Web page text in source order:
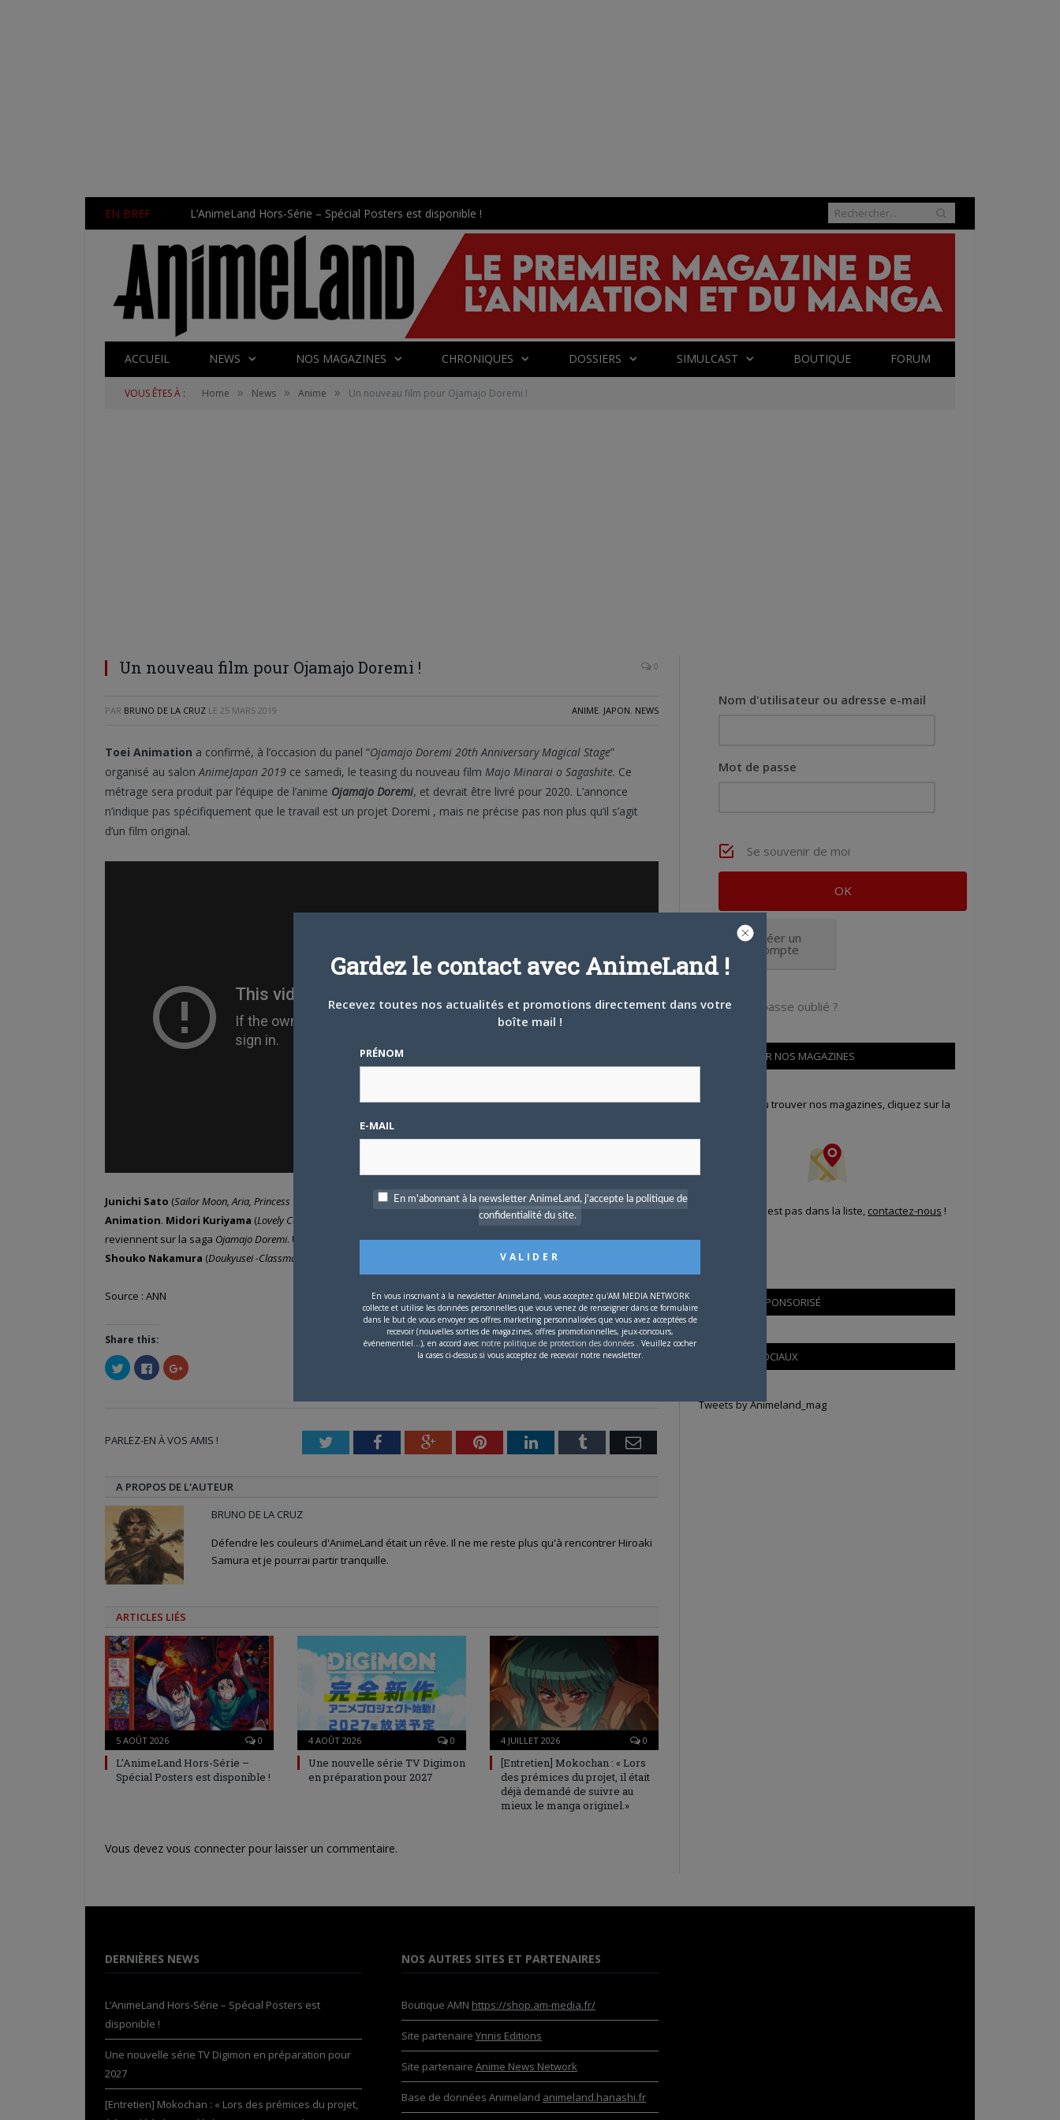
EN BREF L’AnimeLand Hors-Série – Spécial Posters est disponible !
ACCUEIL NEWS NOS MAGAZINES CHRONIQUES DOSSIERS SIMULCAST BOUTIQUE FORUM
VOUS ÊTES À : Home » News » Anime » Un nouveau film pour Ojamajo Doremi !
Un nouveau film pour Ojamajo Doremi ! 0
PAR BRUNO DE LA CRUZ LE 25 MARS 2019 ANIME, JAPON, NEWS
Toei Animation a confirmé, à l’occasion du panel “Ojamajo Doremi 20th Anniversary Magical Stage”
organisé au salon AnimeJapan 2019 ce samedi, le teasing du nouveau film Majo Minarai o Sagashite. Ce
métrage sera produit par l’équipe de l’anime Ojamajo Doremi, et devrait être livré pour 2020. L’annonce
n’indique pas spécifiquement que le travail est un projet Doremi , mais ne précise pas non plus qu’il s’agit
d’un film original.
Junichi Sato (Sailor Moon, Aria, Princess Tutu ) revient à la réalisation auprès deYū Kamatani(Precure) chezToei
Animation. Midori Kuriyama (Lovely Complex, Heartcatch Precure! Yoshihiko Umakoshi(Casshern Sins, Mushi-Shi
reviennent sur la saga Ojamajo Doremi. Umakoshi
est aussi crédité comme directeur d’animation aux côtés de
Shouko Nakamura (Doukyusei -Classmates-
Source : ANN
Share this:
Cliquez
pour
partager
fenêtre)
Cliquez
pour
partager
fenêtre)
Cliquez
pour
nouvelle
PARLEZ-EN À VOS AMIS ! TwitterFacebookGoogle+PinterestLinkedInTumblr Email
A PROPOS DE L'AUTEUR
BRUNO DE LA CRUZ
Défendre les couleurs d'AnimeLand était un rêve. Il ne me reste plus qu'à rencontrer Hiroaki
Samura et je pourrai partir tranquille.
ARTICLES LIÉS
5 AOÛT 2026 0
L’AnimeLand Hors-Série –
Spécial Posters est disponible !
4 AOÛT 2026 0
Une nouvelle série TV Digimon
en préparation pour 2027
4 JUILLET 2026 0
[Entretien] Mokochan : « Lors
des prémices du projet, il était
déjà demandé de suivre au
mieux le manga originel.»
Vous devez vous connecter pour laisser un commentaire.
Nom d'utilisateur ou adresse e-mail
Mot de passe
Se souvenir de moi
Créer un
compte
Mot de passe oublié ?
OÙ TROUVER NOS MAGAZINES
Pour savoir où trouver nos magazines, cliquez sur la
Si votre ville n'est pas dans la liste, contactez-nous !
CONTENU SPONSORISÉ
RÉSEAUX SOCIAUX
Tweets by Animeland_mag
DERNIÈRES NEWS
L’AnimeLand Hors-Série – Spécial Posters est
disponible !
Une nouvelle série TV Digimon en préparation pour
2027
[Entretien] Mokochan : « Lors des prémices du projet,
NOS AUTRES SITES ET PARTENAIRES
Boutique AMN https://shop.am-media.fr/
Site partenaire Ynnis Editions
Site partenaire Anime News Network
Base de données Animeland animeland.hanashi.fr
Gardez le contact avec AnimeLand !
Recevez toutes nos actualités et promotions directement dans votre
boîte mail !
PRÉNOM
E-MAIL
En m'abonnant à la newsletter AnimeLand, j'accepte la politique de
confidentialité du site.
En vous inscrivant à la newsletter AnimeLand, vous acceptez qu'AM MEDIA NETWORK
collecte et utilise les données personnelles que vous venez de renseigner dans ce formulaire
dans le but de vous envoyer ses offres marketing personnalisées que vous avez acceptées de
recevoir (nouvelles sorties de magazines, offres promotionnelles, jeux-concours,
événementiel...), en accord avec notre politique de protection des données . Veuillez cocher
la cases ci-dessus si vous acceptez de recevoir notre newsletter.